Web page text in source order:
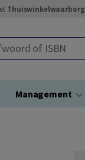
Thuiswinkelwaarborg
of ISBN
Management